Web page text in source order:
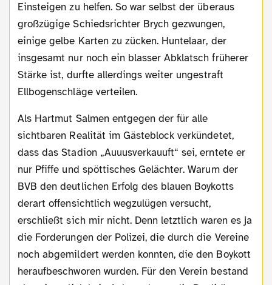
Einsteigen zu helfen. So war selbst der überaus
großzügige Schiedsrichter Brych gezwungen,
einige gelbe Karten zu zücken. Huntelaar, der
insgesamt nur noch ein blasser Abklatsch früherer
Stärke ist, durfte allerdings weiter ungestraft
Ellbogenschläge verteilen.
Als Hartmut Salmen entgegen der für alle
sichtbaren Realität im Gästeblock verkündetet,
dass das Stadion „Auuusverkauuft“ sei, erntete er
nur Pfiffe und spöttisches Gelächter. Warum der
BVB den deutlichen Erfolg des blauen Boykotts
derart offensichtlich wegzulügen versucht,
erschließt sich mir nicht. Denn letztlich waren es ja
die Forderungen der Polizei, die durch die Vereine
noch abgemildert werden konnten, die den Boykott
heraufbeschworen wurden. Für den Verein bestand